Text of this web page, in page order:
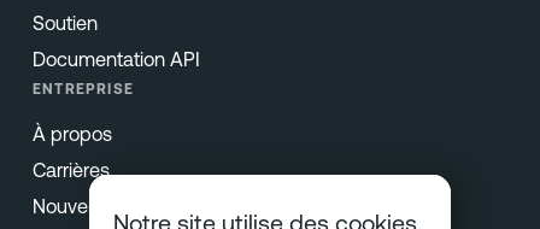
Soutien
Documentation API
ENTREPRISE
À propos
Carrières
Nouvelles & Presse
Notre site utilise des cookies.